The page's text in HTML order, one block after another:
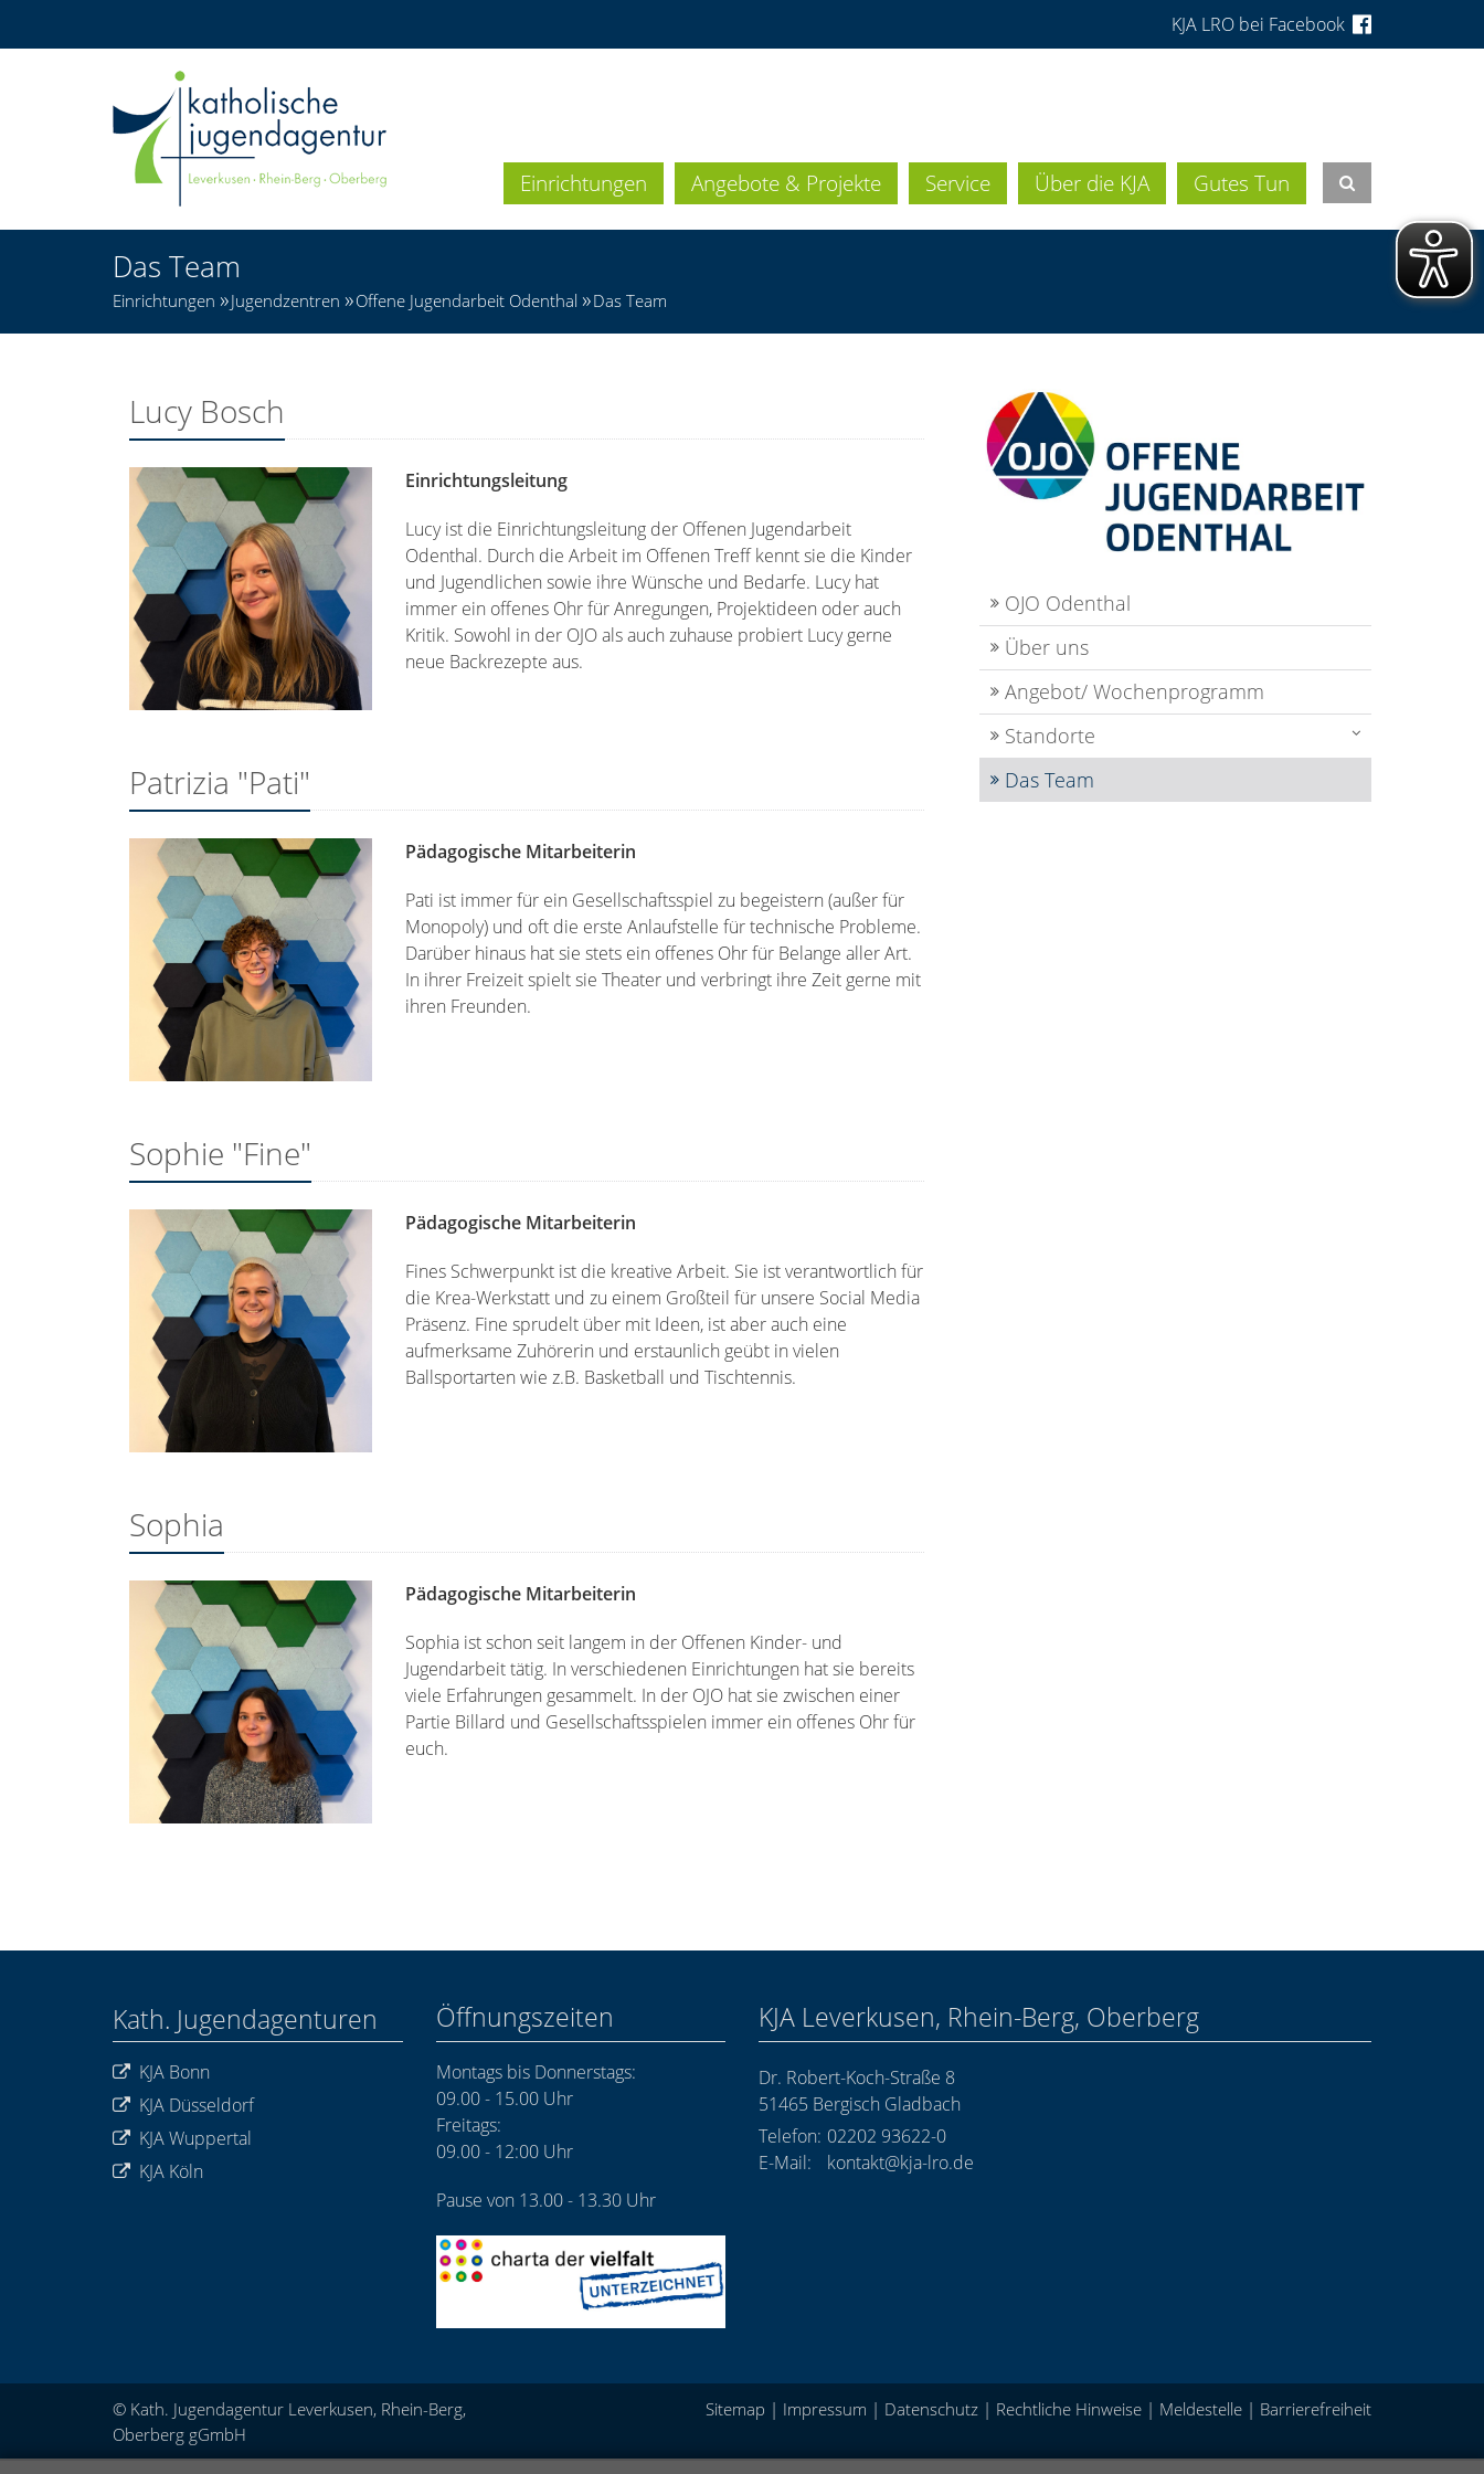
KJA LRO bei Facebook
Einrichtungen Angebote & Projekte Service Über die KJA Gutes Tun
Das Team
Einrichtungen Jugendzentren Offene Jugendarbeit Odenthal Das Team
Lucy Bosch
Einrichtungsleitung
Lucy ist die Einrichtungsleitung der Offenen Jugendarbeit
Odenthal. Durch die Arbeit im Offenen Treff kennt sie die Kinder
und Jugendlichen sowie ihre Wünsche und Bedarfe. Lucy hat
immer ein offenes Ohr für Anregungen, Projektideen oder auch
Kritik. Sowohl in der OJO als auch zuhause probiert Lucy gerne
neue Backrezepte aus.
Patrizia "Pati"
Pädagogische Mitarbeiterin
Pati ist immer für ein Gesellschaftsspiel zu begeistern (außer für
Monopoly) und oft die erste Anlaufstelle für technische Probleme.
Darüber hinaus hat sie stets ein offenes Ohr für Belange aller Art.
In ihrer Freizeit spielt sie Theater und verbringt ihre Zeit gerne mit
ihren Freunden.
Sophie "Fine"
Pädagogische Mitarbeiterin
Fines Schwerpunkt ist die kreative Arbeit. Sie ist verantwortlich für
die Krea-Werkstatt und zu einem Großteil für unsere Social Media
Präsenz. Fine sprudelt über mit Ideen, ist aber auch eine
aufmerksame Zuhörerin und erstaunlich geübt in vielen
Ballsportarten wie z.B. Basketball und Tischtennis.
Sophia
Pädagogische Mitarbeiterin
Sophia ist schon seit langem in der Offenen Kinder- und
Jugendarbeit tätig. In verschiedenen Einrichtungen hat sie bereits
viele Erfahrungen gesammelt. In der OJO hat sie zwischen einer
Partie Billard und Gesellschaftsspielen immer ein offenes Ohr für
euch.
OJO Odenthal
Über uns
Angebot/ Wochenprogramm
Standorte
Das Team
Kath. Jugendagenturen
KJA Bonn
KJA Düsseldorf
KJA Wuppertal
KJA Köln
Öffnungszeiten
Montags bis Donnerstags:
09.00 - 15.00 Uhr
Freitags:
09.00 - 12:00 Uhr
Pause von 13.00 - 13.30 Uhr
KJA Leverkusen, Rhein-Berg, Oberberg
Dr. Robert-Koch-Straße 8
51465 Bergisch Gladbach
Telefon: 02202 93622-0
E-Mail:
kontakt@kja-lro.de
© Kath. Jugendagentur Leverkusen, Rhein-Berg,
Oberberg gGmbH
Sitemap | Impressum | Datenschutz | Rechtliche Hinweise | Meldestelle | Barrierefreiheit